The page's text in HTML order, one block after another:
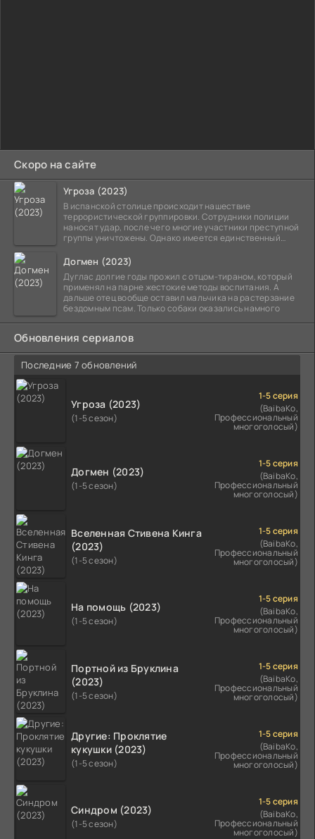
Скоро на сайте
Угроза (2023)
В испанской столице происходит нашествие
террористической группировки. Сотрудники полиции
наносят удар, после чего многие участники преступной
группы уничтожены. Однако имеется единственный
Догмен (2023)
Дуглас долгие годы прожил с отцом-тираном, который
применял на парне жестокие методы воспитания. А
дальше отец вообще оставил мальчика на растерзание
бездомным псам. Только собаки оказались намного
Обновления сериалов
Последние 7 обновлений
Угроза (2023)
(1-5 сезон)
1-5 серия
(BaibaKo,
Профессиональный
многоголосый)
Догмен (2023)
(1-5 сезон)
1-5 серия
(BaibaKo,
Профессиональный
многоголосый)
Вселенная Стивена Кинга
(2023)
(1-5 сезон)
1-5 серия
(BaibaKo,
Профессиональный
многоголосый)
На помощь (2023)
(1-5 сезон)
1-5 серия
(BaibaKo,
Профессиональный
многоголосый)
Портной из Бруклина
(2023)
(1-5 сезон)
1-5 серия
(BaibaKo,
Профессиональный
многоголосый)
Другие: Проклятие
кукушки (2023)
(1-5 сезон)
1-5 серия
(BaibaKo,
Профессиональный
многоголосый)
Синдром (2023)
(1-5 сезон)
1-5 серия
(BaibaKo,
Профессиональный
многоголосый)